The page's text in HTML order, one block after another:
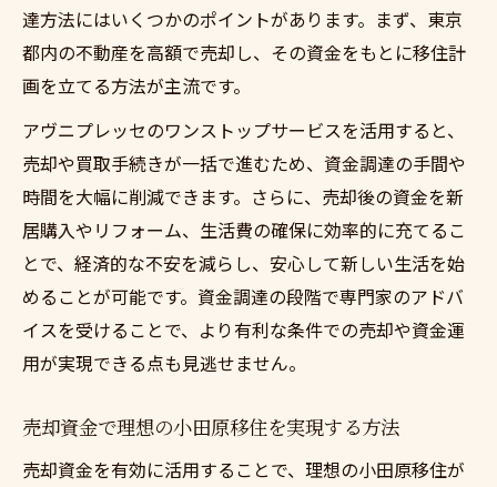
達方法にはいくつかのポイントがあります。まず、東京
都内の不動産を高額で売却し、その資金をもとに移住計
画を立てる方法が主流です。
アヴニプレッセのワンストップサービスを活用すると、
売却や買取手続きが一括で進むため、資金調達の手間や
時間を大幅に削減できます。さらに、売却後の資金を新
居購入やリフォーム、生活費の確保に効率的に充てるこ
とで、経済的な不安を減らし、安心して新しい生活を始
めることが可能です。資金調達の段階で専門家のアドバ
イスを受けることで、より有利な条件での売却や資金運
用が実現できる点も見逃せません。
売却資金で理想の小田原移住を実現する方法
売却資金を有効に活用することで、理想の小田原移住が